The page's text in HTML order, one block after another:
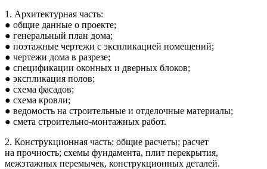
1. Архитектурная часть:
● общие данные о проекте;
● генеральный план дома;
● поэтажные чертежи с экспликацией помещений;
● чертежи дома в разрезе;
● спецификации оконных и дверных блоков;
● экспликация полов;
● схема фасадов;
● схема кровли;
● ведомость на строительные и отделочные материалы;
● смета строительно-монтажных работ.
2. Конструкционная часть: общие расчеты; расчет
на прочность; схемы фундамента, плит перекрытия,
межэтажных перемычек, конструкционных деталей.